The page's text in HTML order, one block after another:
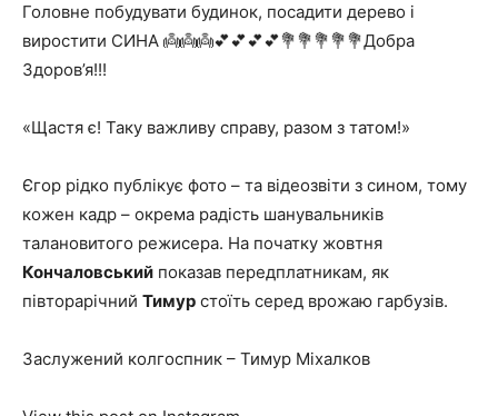
Головне побудувати будинок, посадити дерево і
виростити СИНА 👼👼👼💕💕💕💕💐💐💐💐💐Добра
Здоров’я!!!
«Щастя є! Таку важливу справу, разом з татом!»
Єгор рідко публікує фото – та відеозвіти з сином, тому
кожен кадр – окрема радість шанувальників
талановитого режисера. На початку жовтня
Кончаловський показав передплатникам, як
півторарічний Тимур стоїть серед врожаю гарбузів.
Заслужений колгоспник – Тимур Міхалков